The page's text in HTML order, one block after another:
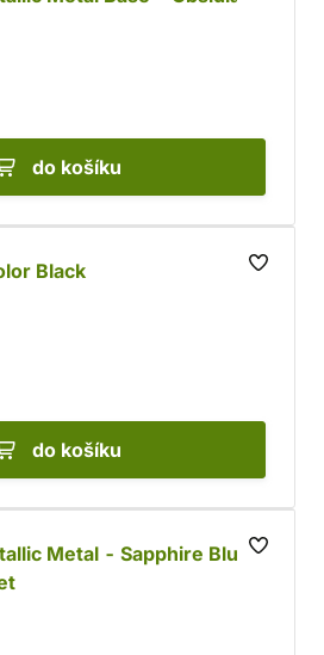
do košíku
Black
do košíku
Metal - Sapphire Blue